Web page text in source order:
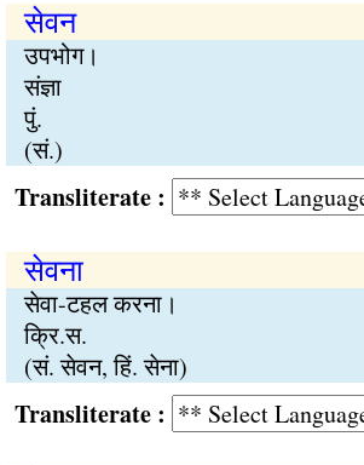
सेवन
उपभोग।
संज्ञा
पुं.
(सं.)
:
सेवना
सेवा-टहल करना।
क्रि.स.
(सं. सेवन, हिं. सेना)
: